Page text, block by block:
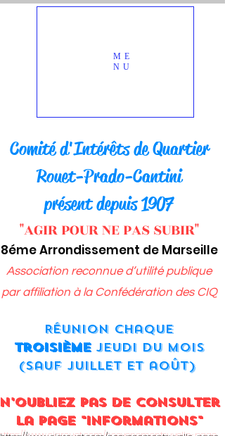
ME
NU
Comité d'Intérêts de Quartier
Rouet-Prado-Cantini
présent depuis 1907
"AGIR POUR NE PAS SUBIR"
8éme Arrondissement de Marseille
Association reconnue d’utilité publique
par affiliation àla Confédération des CIQ
Réunion chaque
troisièmejeudi du mois
(sauf juillet et août)
pas de consulter
la page "Informations"